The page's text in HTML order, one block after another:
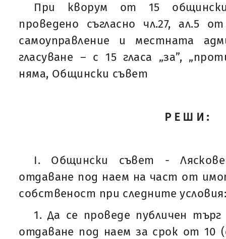
При кворум от 15
проведено съгласно чл.27, ал.5
самоуправление и местната
гласуване – с 15 гласа „за”,
няма, Общински съвет
РЕШИ:
I. Общински съвет -
отдаване под наем на част от
собственост при следните
1. Да се проведе публичен
отдаване под наем за срок от 10